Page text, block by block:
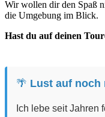
Wir wollen dir den Spaß
die Umgebung im Blick.
Hast du auf deinen
🌴 Lust auf noch
Ich lebe seit Jahren